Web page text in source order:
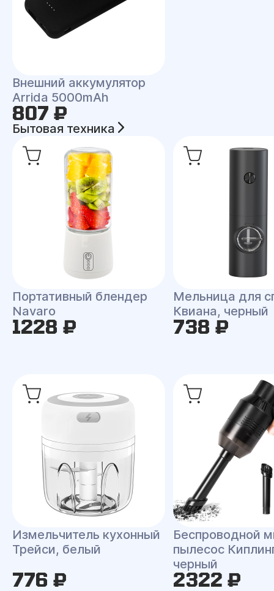
Внешний аккумулятор
Arrida 5000mAh
807 ₽
Бытовая техника
Портативный блендер
Navaro
1228 ₽
Мельница для
Квиана, черный
738 ₽
Измельчитель кухонный
Трейси, белый
776 ₽
Беспроводной
пылесос
черный
2322 ₽